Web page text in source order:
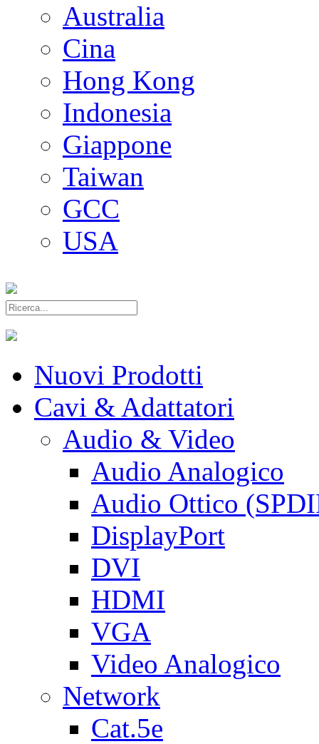
Australia
Cina
Hong Kong
Indonesia
Giappone
Taiwan
GCC
USA
Nuovi Prodotti
Cavi & Adattatori
Audio & Video
Audio Analogico
Audio Ottico
DisplayPort
DVI
HDMI
VGA
Video Analogico
Network
Cat.5e